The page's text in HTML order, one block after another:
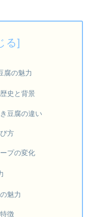
腐の魅力
史と背景
豆腐の違い
方
プの変化
魅力
徴